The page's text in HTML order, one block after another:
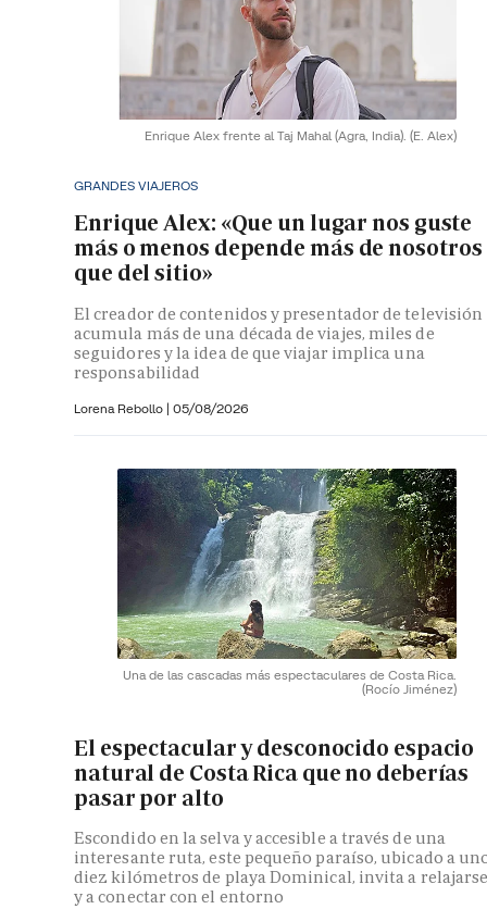
Enrique Alex frente al Taj Mahal (Agra, India). (E. Alex)
GRANDES VIAJEROS
Enrique Alex: «Que un lugar nos guste
más o menos depende más de nosotros
que del sitio»
El creador de contenidos y presentador de televisión
acumula más de una década de viajes, miles de
seguidores y la idea de que viajar implica una
responsabilidad
Lorena Rebollo | 05/08/2026
Una de las cascadas más espectaculares de Costa Rica.
(Rocío Jiménez)
El espectacular y desconocido espacio
natural de Costa Rica que no deberías
pasar por alto
Escondido en la selva y accesible a través de una
interesante ruta, este pequeño paraíso, ubicado a
diez kilómetros de playa Dominical, invita a
y a conectar con el entorno